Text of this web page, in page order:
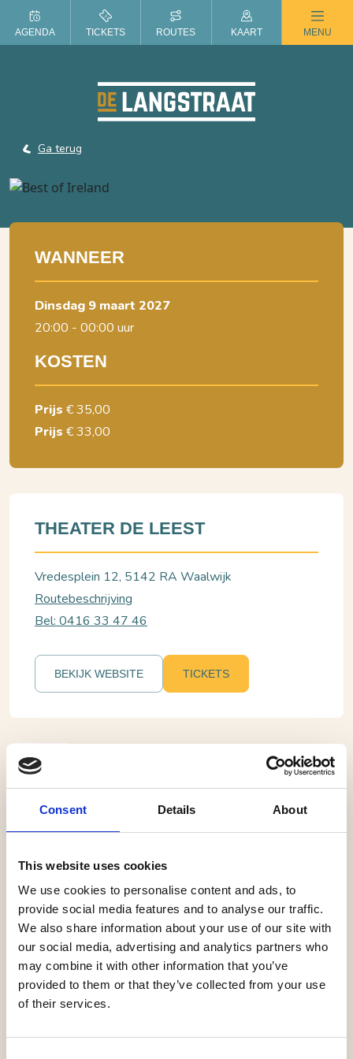
Consent Details About
This website uses cookies
We use cookies to personalise content and ads, to
provide social media features and to analyse our traffic.
We also share information about your use of our site with
our social media, advertising and analytics partners who
may combine it with other information that you’ve
provided to them or that they’ve collected from your use
of their services.
ZOMER IN DE LANGSTRAAT
Ga terug
Waalwijk, Theater De Leest
Best of Ireland
Populaire traditionele folksongs en hits van huidige
Ierse popacts
Best of Ireland is een spetterend theaterconcert vol
meeslepende melodieën en tijdloze klassiekers. Want
muziek zit Ieren in het bloed en is met Guinness – dat ze
ook vaak in het bloed zit – waarschijnlijk het grootste
exportproduct van het land. We noemen de rauwe en
vrolijke klanken van The Dubliners, de poëtische songs
En wat te denken van The Pogues, Johnny Logan,
WANNEER
dinsdag 9 maart 2027
20:00 - 00:00 uur
KOSTEN
Prijs € 35,00
Prijs € 33,00
THEATER DE LEEST
Vredesplein 12, 5142 RA Waalwijk
Routebeschrijving
Bel: 0416 33 47 46
BEKIJK WEBSITE TICKETS
AGENDA TICKETS ROUTES KAART MENU